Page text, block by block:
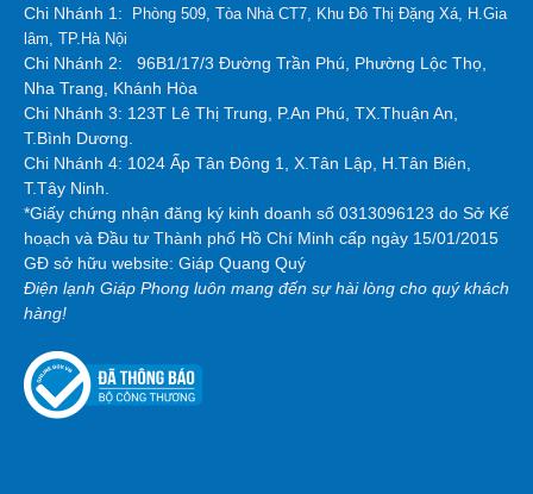
Chi Nhánh 1:
Phòng 509, Tòa Nhà CT7, Khu Đô Thị Đặng Xá, H.Gia
lâm, TP.Hà Nội
Chi Nhánh 2:
96B1/17/3 Đường Trần Phú, Phường Lộc Thọ,
Nha Trang, Khánh Hòa
Chi Nhánh 3: 123T Lê Thị Trung, P.An Phú, TX.Thuận An,
T.Bình Dương.
Chi Nhánh 4: 1024 Ấp Tân Đông 1, X.Tân Lập, H.Tân Biên,
T.Tây Ninh.
*Giấy chứng nhận đăng ký kinh doanh số 0313096123 do Sở Kế
hoạch và Đầu tư Thành phố Hồ Chí Minh cấp ngày 15/01/2015
GĐ sở hữu website: Giáp Quang Quý
Điện lạnh Giáp Phong luôn mang đến sự hài lòng cho quý khách
hàng!